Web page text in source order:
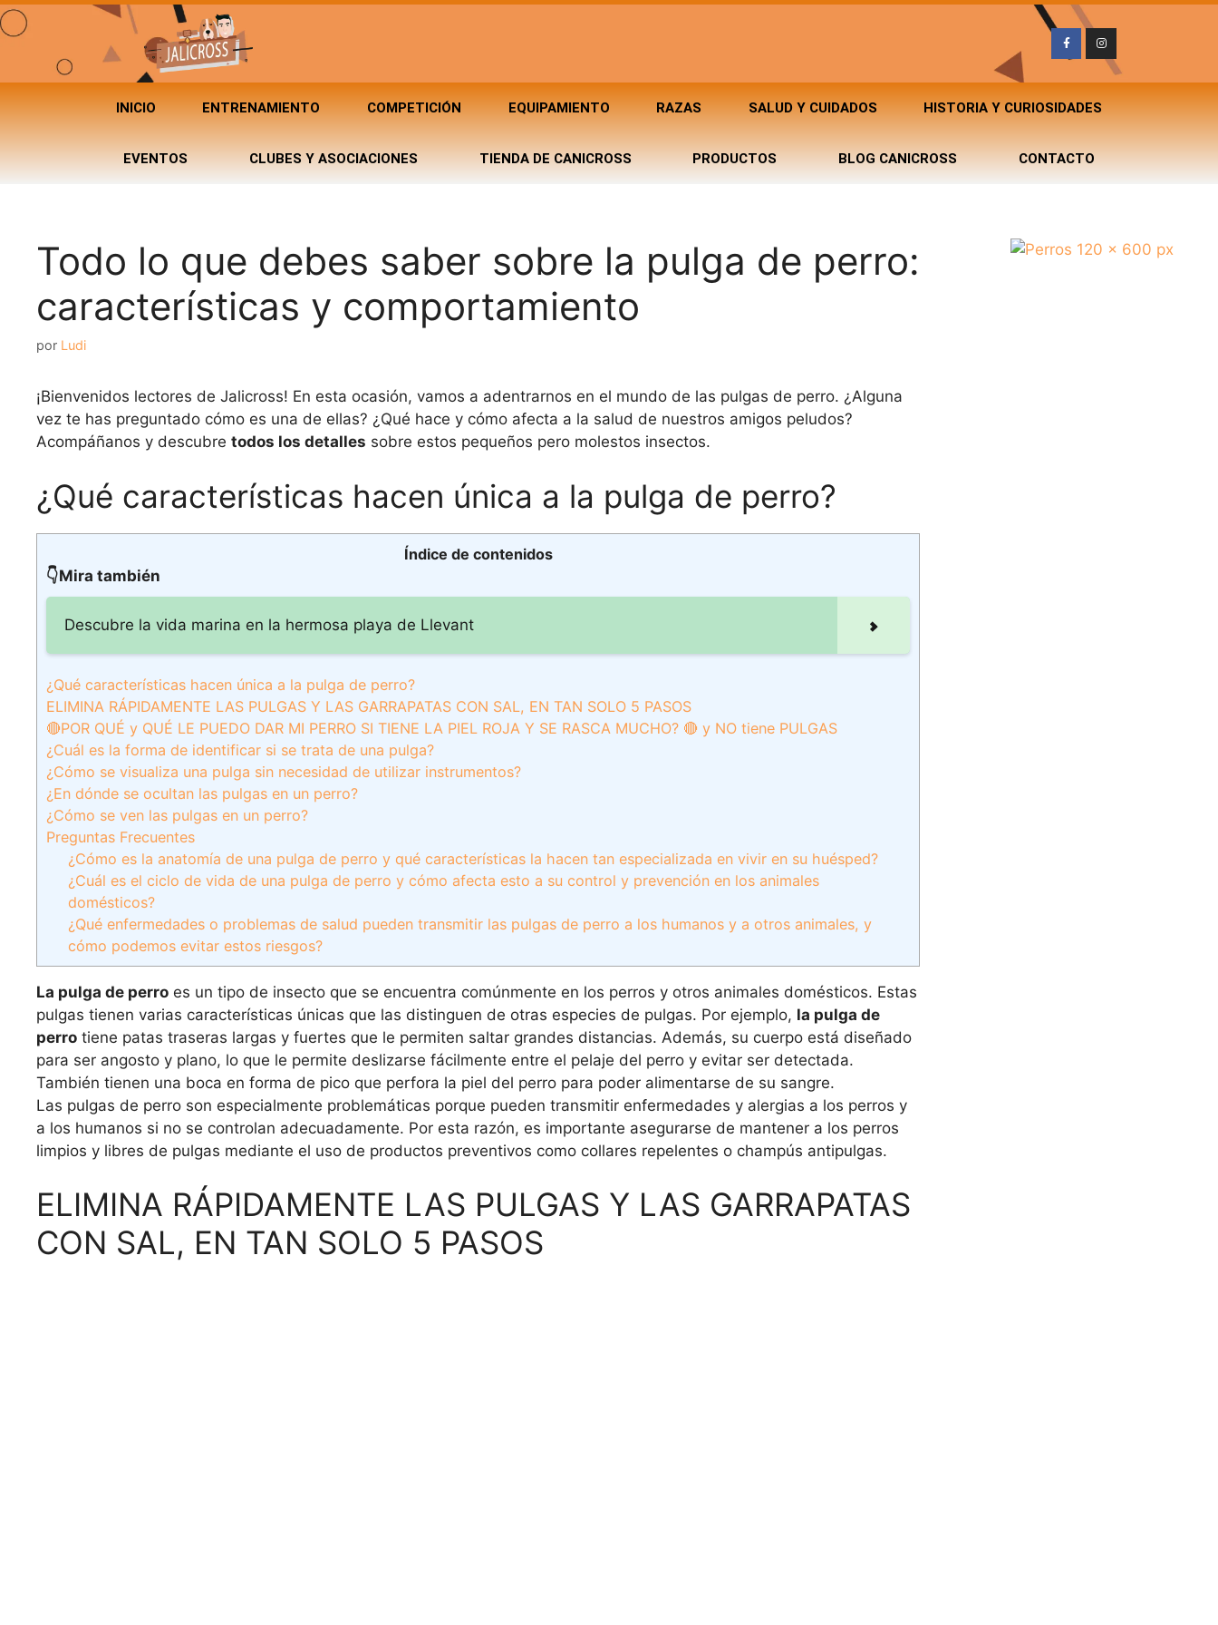
INICIO ENTRENAMIENTO COMPETICIÓN EQUIPAMIENTO RAZAS SALUD Y CUIDADOS HISTORIA Y CURIOSIDADES
EVENTOS CLUBES Y ASOCIACIONES TIENDA DE CANICROSS PRODUCTOS BLOG CANICROSS CONTACTO
Todo lo que debes saber sobre la pulga de perro:
características y comportamiento
por Ludi
¡Bienvenidos lectores de Jalicross! En esta ocasión, vamos a adentrarnos en el mundo de las pulgas de perro. ¿Alguna
vez te has preguntado cómo es una de ellas? ¿Qué hace y cómo afecta a la salud de nuestros amigos peludos?
Acompáñanos y descubre todos los detalles sobre estos pequeños pero molestos insectos.
¿Qué características hacen única a la pulga de perro?
Índice de contenidos
👇Mira también
Descubre la vida marina en la hermosa playa de Llevant
¿Qué características hacen única a la pulga de perro?
ELIMINA RÁPIDAMENTE LAS PULGAS Y LAS GARRAPATAS CON SAL, EN TAN SOLO 5 PASOS
🔴POR QUÉ y QUÉ LE PUEDO DAR MI PERRO SI TIENE LA PIEL ROJA Y SE RASCA MUCHO? 🔴 y NO tiene PULGAS
¿Cuál es la forma de identificar si se trata de una pulga?
¿Cómo se visualiza una pulga sin necesidad de utilizar instrumentos?
¿En dónde se ocultan las pulgas en un perro?
¿Cómo se ven las pulgas en un perro?
Preguntas Frecuentes
¿Cómo es la anatomía de una pulga de perro y qué características la hacen tan especializada en vivir en su huésped?
¿Cuál es el ciclo de vida de una pulga de perro y cómo afecta esto a su control y prevención en los animales
domésticos?
¿Qué enfermedades o problemas de salud pueden transmitir las pulgas de perro a los humanos y a otros animales, y
cómo podemos evitar estos riesgos?
La pulga de perro es un tipo de insecto que se encuentra comúnmente en los perros y otros animales domésticos. Estas
pulgas tienen varias características únicas que las distinguen de otras especies de pulgas. Por ejemplo, la pulga de
perro tiene patas traseras largas y fuertes que le permiten saltar grandes distancias. Además, su cuerpo está diseñado
para ser angosto y plano, lo que le permite deslizarse fácilmente entre el pelaje del perro y evitar ser detectada.
También tienen una boca en forma de pico que perfora la piel del perro para poder alimentarse de su sangre.
Las pulgas de perro son especialmente problemáticas porque pueden transmitir enfermedades y alergias a los perros y
a los humanos si no se controlan adecuadamente. Por esta razón, es importante asegurarse de mantener a los perros
limpios y libres de pulgas mediante el uso de productos preventivos como collares repelentes o champús antipulgas.
ELIMINA RÁPIDAMENTE LAS PULGAS Y LAS GARRAPATAS
CON SAL, EN TAN SOLO 5 PASOS